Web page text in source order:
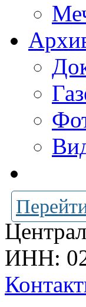
ИНН: